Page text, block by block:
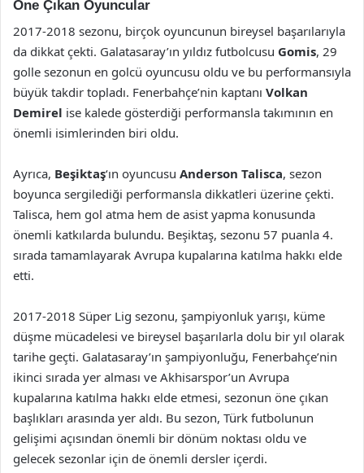
Öne Çıkan Oyuncular
2017-2018 sezonu, birçok oyuncunun bireysel başarılarıyla
da dikkat çekti. Galatasaray’ın yıldız futbolcusu Gomis, 29
golle sezonun en golcü oyuncusu oldu ve bu performansıyla
büyük takdir topladı. Fenerbahçe’nin kaptanı Volkan
Demirel ise kalede gösterdiği performansla takımının en
önemli isimlerinden biri oldu.
Ayrıca, Beşiktaş‘ın oyuncusu Anderson Talisca, sezon
boyunca sergilediği performansla dikkatleri üzerine çekti.
Talisca, hem gol atma hem de asist yapma konusunda
önemli katkılarda bulundu. Beşiktaş, sezonu 57 puanla 4.
sırada tamamlayarak Avrupa kupalarına katılma hakkı elde
etti.
2017-2018 Süper Lig sezonu, şampiyonluk yarışı, küme
düşme mücadelesi ve bireysel başarılarla dolu bir yıl olarak
tarihe geçti. Galatasaray’ın şampiyonluğu, Fenerbahçe’nin
ikinci sırada yer alması ve Akhisarspor’un Avrupa
kupalarına katılma hakkı elde etmesi, sezonun öne çıkan
başlıkları arasında yer aldı. Bu sezon, Türk futbolunun
gelişimi açısından önemli bir dönüm noktası oldu ve
gelecek sezonlar için de önemli dersler içerdi.